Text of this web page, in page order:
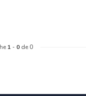
1 - 0 de 0